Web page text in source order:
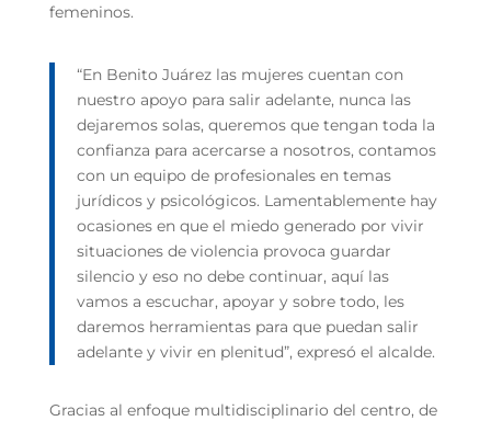
femeninos.
“En Benito Juárez las mujeres cuentan con
nuestro apoyo para salir adelante, nunca las
dejaremos solas, queremos que tengan toda la
confianza para acercarse a nosotros, contamos
con un equipo de profesionales en temas
jurídicos y psicológicos. Lamentablemente hay
ocasiones en que el miedo generado por vivir
situaciones de violencia provoca guardar
silencio y eso no debe continuar, aquí las
vamos a escuchar, apoyar y sobre todo, les
daremos herramientas para que puedan salir
adelante y vivir en plenitud”, expresó el alcalde.
Gracias al enfoque multidisciplinario del centro, de